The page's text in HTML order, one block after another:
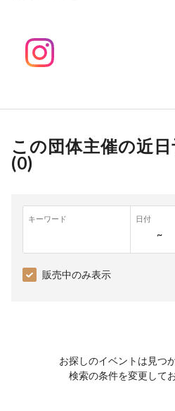
この団体主催の近
(0)
キーワード 日付
~
販売中のみ表示
お探しのイベントは見つ
検索の条件を変更して